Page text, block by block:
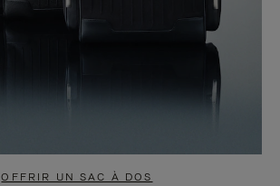
OFFRIR UN SAC À DOS